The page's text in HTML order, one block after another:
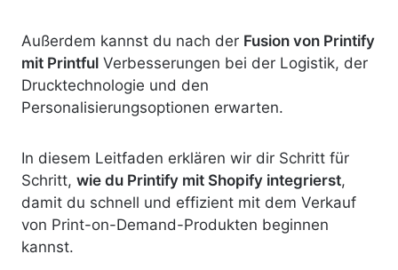
Außerdem kannst du nach der Fusion von Printify
mit Printful Verbesserungen bei der Logistik, der
Drucktechnologie und den
Personalisierungsoptionen erwarten.
In diesem Leitfaden erklären wir dir Schritt für
Schritt, wie du Printify mit Shopify integrierst,
damit du schnell und effizient mit dem Verkauf
von Print-on-Demand-Produkten beginnen
kannst.